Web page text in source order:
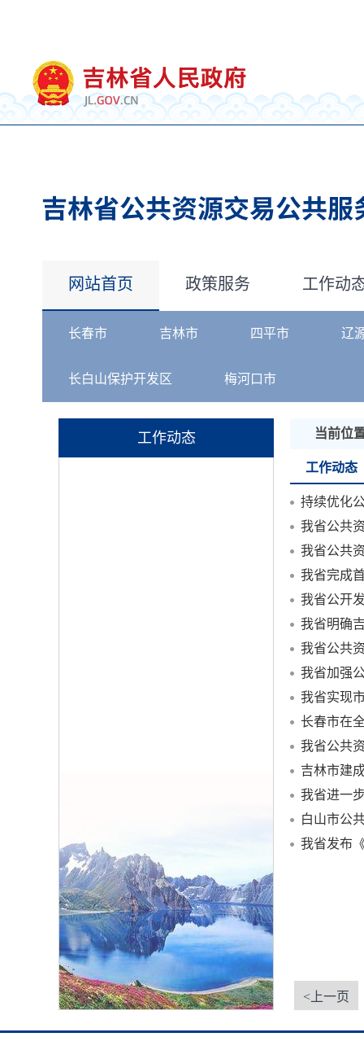
网站首页 政策服务 工作动
长春市 吉林市 四平市 辽
长白山保护开发区 梅河口市
工作动态 当前位
工作动态
持续优化
我省公共
我省公共
我省完成
我省公开
我省明确
我省加强
我省实现
长春市在
我省公共
吉林市建
我省进一
白山市公
我省发布
<上一页